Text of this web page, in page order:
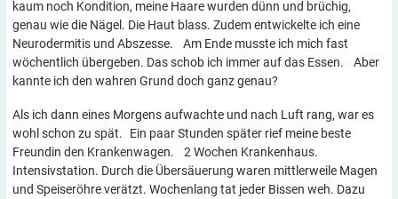
kaum noch Kondition, meine Haare wurden dünn und brüchig,
genau wie die Nägel. Die Haut blass. Zudem entwickelte ich eine
Neurodermitis und Abszesse. Am Ende musste ich mich fast
wöchentlich übergeben. Das schob ich immer auf das Essen. Aber
kannte ich den wahren Grund doch ganz genau?
Als ich dann eines Morgens aufwachte und nach Luft rang, war es
wohl schon zu spät. Ein paar Stunden später rief meine beste
Freundin den Krankenwagen. 2 Wochen Krankenhaus.
Intensivstation. Durch die Übersäuerung waren mittlerweile Magen
und Speiseröhre verätzt. Wochenlang tat jeder Bissen weh. Dazu